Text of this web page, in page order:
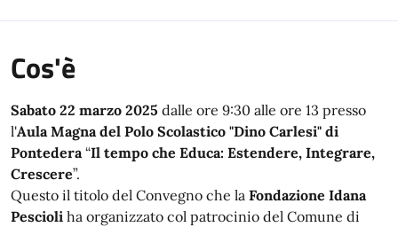
Cos'è
Sabato 22 marzo 2025 dalle ore 9:30 alle ore 13 presso
l'Aula Magna del Polo Scolastico "Dino Carlesi" di
Pontedera “Il tempo che Educa: Estendere, Integrare,
Crescere”.
Questo il titolo del Convegno che la Fondazione Idana
Pescioli ha organizzato col patrocinio del Comune di